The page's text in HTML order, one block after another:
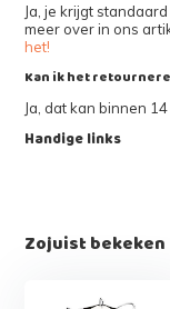
Ja, je krijgt
meer over in ons
het!
Kan ik het
Ja, dat kan binnen
Handige links
Zojuist bekeken